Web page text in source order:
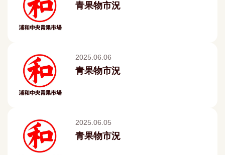
青果物市況
2025.06.06
青果物市況
2025.06.05
青果物市況